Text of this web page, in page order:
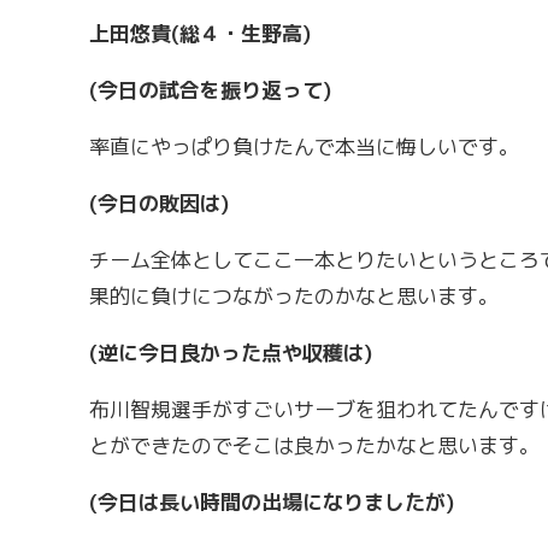
上田悠貴(総４・生野高)
(今日の試合を振り返って)
率直にやっぱり負けたんで本当に悔しいです。
(今日の敗因は)
チーム全体としてここ一本とりたいというとこ
果的に負けにつながったのかなと思います。
(逆に今日良かった点や収穫は)
布川智規選手がすごいサーブを狙われてたんで
とができたのでそこは良かったかなと思います。
(今日は長い時間の出場になりましたが)